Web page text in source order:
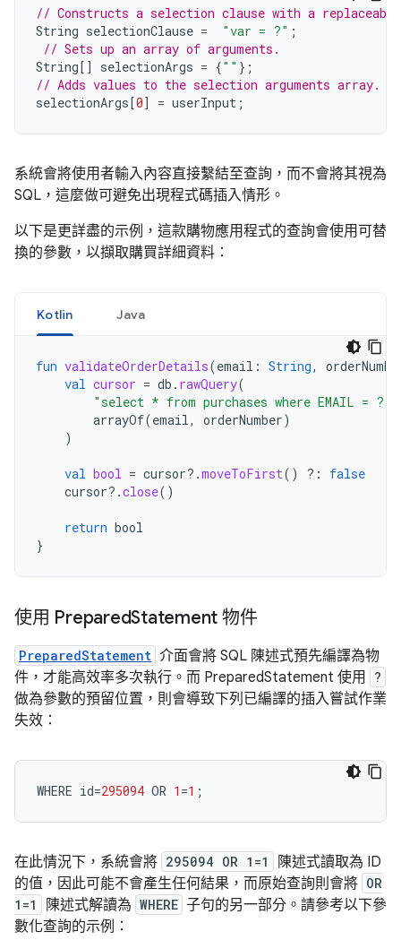
// Constructs a selection clause with a
String selectionClause = "var = ?" ;
// Sets up an array of arguments.
String[] selectionArgs = {"" };
// Adds values to the selection arguments array.
selectionArgs[0] = userInput ;
系統會將使用者輸入內容直接繫結至查詢，而不會將其視為
SQL，這麼做可避免出現程式碼插入情形。
以下是更詳盡的示例，這款購物應用程式的查詢會使用可替
換的參數，以擷取購買詳細資料：
Kotlin Java
fun validateOrderDetails(email : String,
val cursor = db . rawQuery(
"select * from purchases where EMAIL = ? and
arrayOf(email, orderNumber)
)
val bool = cursor?.moveToFirst() ?:
false
cursor?.close()
return bool
}
使用 PreparedStatement 物件
PreparedStatement 介面會將 SQL 陳述式預先編譯為物
件，才能高效率多次執行。而 PreparedStatement 使用
?
做為參數的預留位置，則會導致下列已編譯的插入嘗試作業
失效：
WHERE id=295094 OR 1 =1 ;
在此情況下，系統會將 295094 OR 1=1
陳述式讀取為 ID
的值，因此可能不會產生任何結果，而原始查詢則會將 OR
1=1
陳述式解讀為 WHERE 子句的另一部分。請參考以下參
數化查詢的示例：